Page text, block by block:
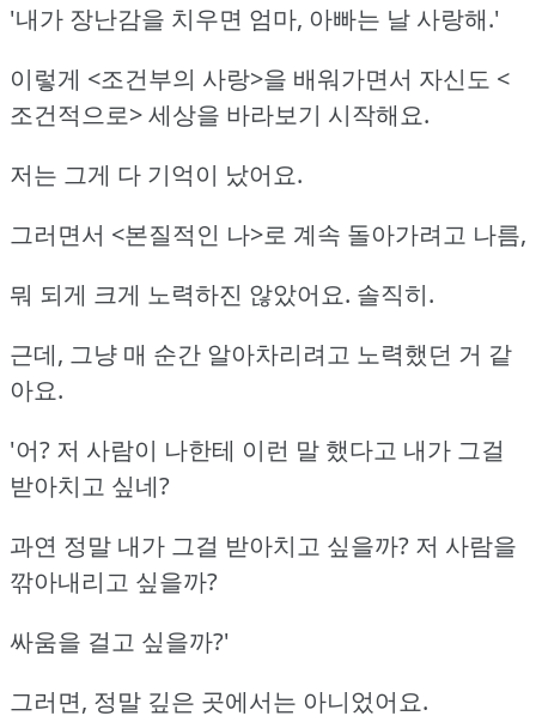
'내가 장난감을 치우면 엄마, 아빠는 날 사랑해.'
이렇게 <조건부의 사랑>을 배워가면서 자신도 <
조건적으로> 세상을 바라보기 시작해요.
저는 그게 다 기억이 났어요.
그러면서 <본질적인 나>로 계속 돌아가려고 나름,
뭐 되게 크게 노력하진 않았어요. 솔직히.
근데, 그냥 매 순간 알아차리려고 노력했던 거 같
아요.
'어? 저 사람이 나한테 이런 말 했다고 내가 그걸
받아치고 싶네?
과연 정말 내가 그걸 받아치고 싶을까? 저 사람을
깎아내리고 싶을까?
싸움을 걸고 싶을까?'
그러면, 정말 깊은 곳에서는 아니었어요.